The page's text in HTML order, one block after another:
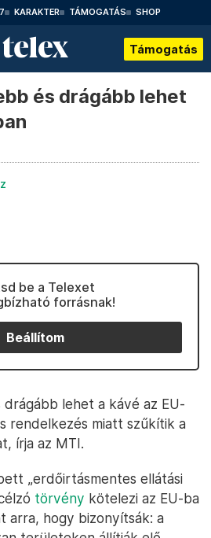
KARAKTER TÁMOGATÁS SHOP
Támogatás
és drágább lehet
be a Telexet
forrásnak!
Beállítom
lehet a kávé az EU-
rendelkezés miatt szűkítik a
írja az MTI.
„erdőirtásmentes ellátási
törvény kötelezi az EU-ba
arra, hogy bizonyítsák: a